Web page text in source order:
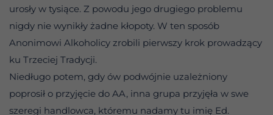
urosły w tysiące. Z powodu jego drugiego problemu
nigdy nie wynikły żadne kłopoty. W ten sposób
Anonimowi Alkoholicy zrobili pierwszy krok prowadzący
ku Trzeciej Tradycji.
Niedługo potem, gdy ów podwójnie uzależniony
poprosił o przyjęcie do AA, inna grupa przyjęła w swe
szeregi handlowca, któremu nadamy tu imię Ed.